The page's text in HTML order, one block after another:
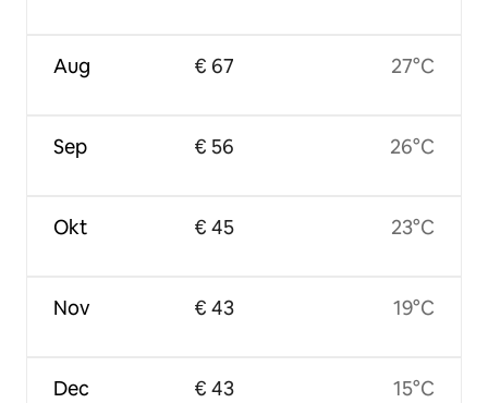
Aug
Sep
Okt
Nov
Dec
€ 67
€ 56
€ 45
€ 43
€ 43
27°C
26°C
23°C
19°C
15°C